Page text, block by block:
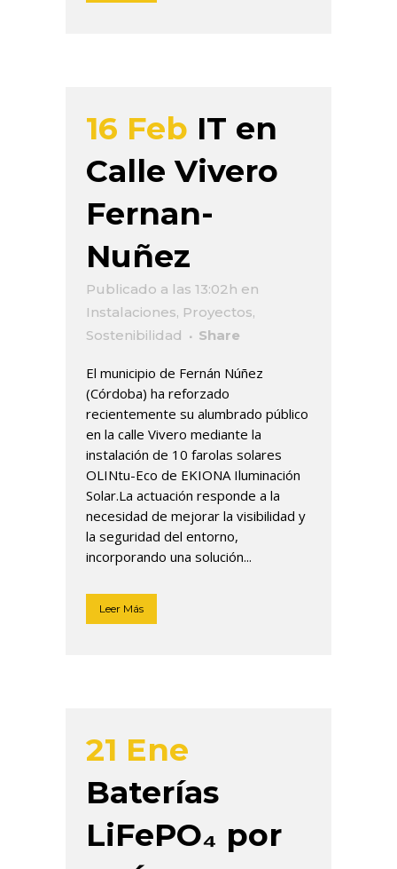
16 Feb IT en
Calle Vivero
Fernan-
Nuñez
Publicado a las 13:02h en
Instalaciones, Proyectos,
Sostenibilidad
Share
El municipio de Fernán Núñez
(Córdoba) ha reforzado
recientemente su alumbrado público
en la calle Vivero mediante la
instalación de 10 farolas solares
OLINtu-Eco de EKIONA Iluminación
Solar.La actuación responde a la
necesidad de mejorar la visibilidad y
la seguridad del entorno,
incorporando una solución...
Leer Más
21 Ene
Baterías
LiFePO₄ por